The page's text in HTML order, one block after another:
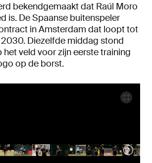
bekendgemaakt dat Raúl Moro
is. De Spaanse buitenspeler
in Amsterdam dat loopt tot
Diezelfde middag stond
veld voor zijn eerste training
op de borst.